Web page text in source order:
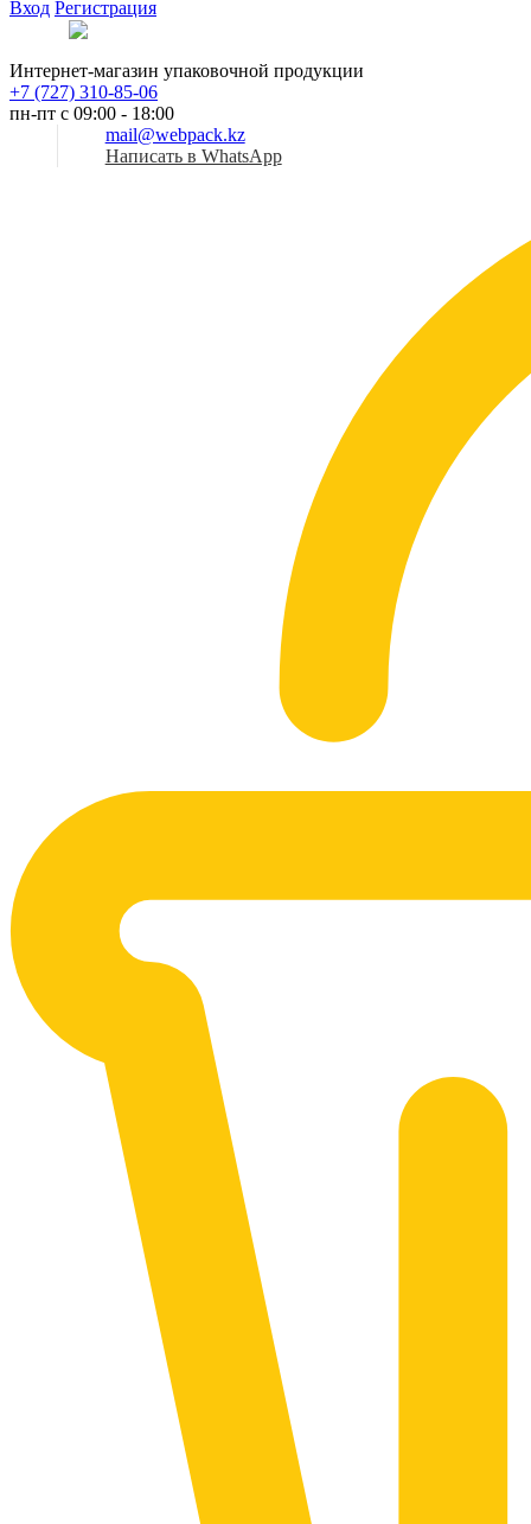
Вход Регистрация
Интернет-магазин упаковочной продукции
+7 (727) 310-85-06
пн-пт с 09:00 - 18:00
mail@webpack.kz
Написать в WhatsApp